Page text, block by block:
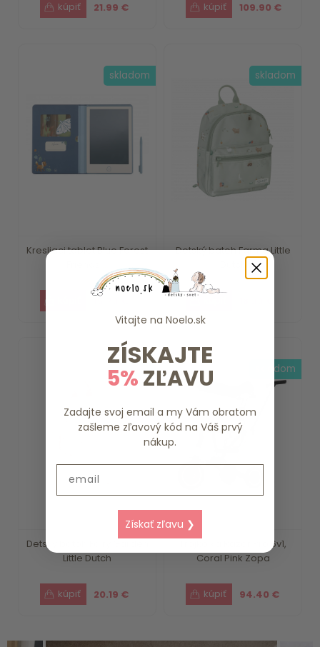
21.99 € 109.90 €
Kresliaci tablet Blue Forest
15.79 €
skladom
Detský batoh Farma Little
skladom
Detský batoh Fairy Garden
Little Dutch
20.19 €
3-4 dni
Trojkolka Razor Pro 6v1,
Coral Pink Zopa
94.40 €
skladom
Vitajte na Noelo.sk
ZÍSKAJTE
5%ZĽAVU
Zadajte svoj email a my Vám obratom
zašleme zľavový kód na Váš prvý
nákup.
Získať zľavu ❯